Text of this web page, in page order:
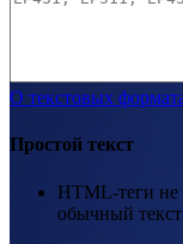
О текстовых
Простой текст
HTML-теги не
обычный текст